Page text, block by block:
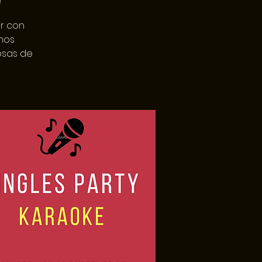
con
de